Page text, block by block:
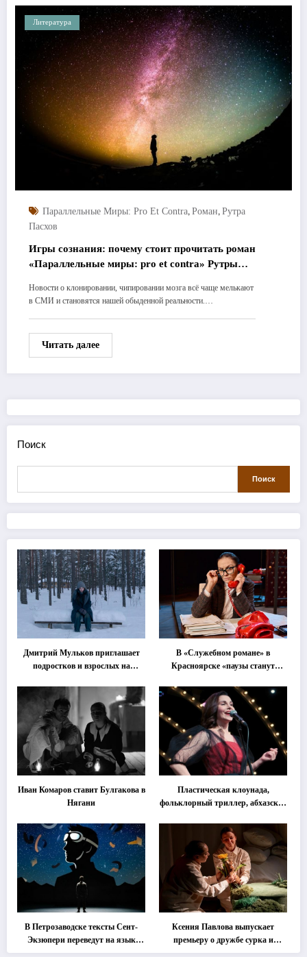
Литература
Параллельные Миры: Pro Et Contra, Роман, Рутра
Пасхов
Игры сознания: почему стоит прочитать роман
«Параллельные миры: pro et contra» Рутры
Новости о клонировании, чипировании мозга всё чаще мелькают
в СМИ и становятся нашей обыденной реальности.…
Читать далее
Поиск
Поиск
Дмитрий Мульков приглашает
подростков и взрослых на
В «Служебном романе» в
Красноярске «паузы станут
Иван Комаров ставит Булгакова в
Нягани
Пластическая клоунада,
фольклорный триллер, абхазская
втором этапе фестиваля
«Монокль»
В Петрозаводске тексты Сент-
Экзюпери переведут на язык
современной хореографии
Ксения Павлова выпускает
премьеру о дружбе сурка и
одуванчика